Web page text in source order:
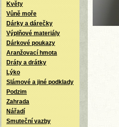
Květy
Vůně moře
Dárky a dárečky
Výplňové materiály
Dárkové poukazy
Aranžovací hmota
Dráty a drátky
Lýko
Slámové a jiné podklady
Podzim
Zahrada
Nářadí
Smuteční vazby